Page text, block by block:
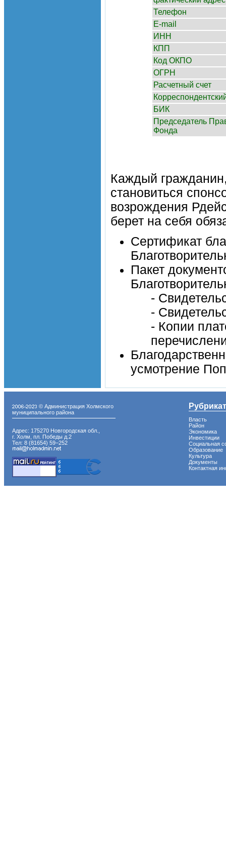
Телефон
E-mail
ИНН
КПП
Код ОКПО
ОГРН
Расчетный счет
БИК
Председатель
Фонда
Каждый
становиться
возрождения
берет на себя
Сертификат
Пакет
-
-
- Копии
усмотрение
© Администрация Холмского
муниципального района
Адрес: 175270 Новгородская обл.,
г. Холм, пл. Победы д.2
Тел: 8 (81654) 59−252
Власть
Район
Экономика
Инвестиции
Социальная
Образование
Культура
Документы
Контактная